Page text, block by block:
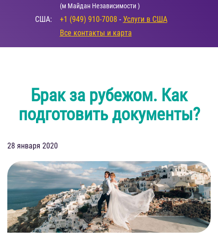
(м Майдан Независимости )
США: +1 (949) 910-7008 - Услуги в США
Все контакты и карта
Брак за рубежом. Как
подготовить документы?
28 января 2020